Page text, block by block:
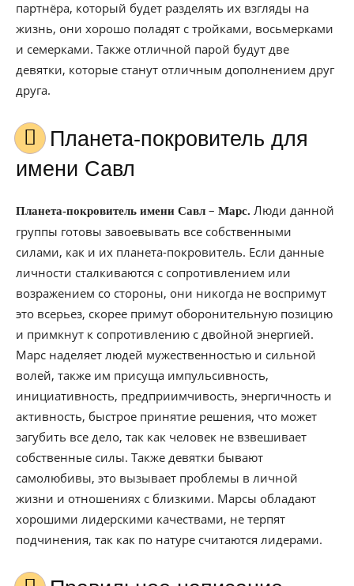
партнёра, который будет разделять их взгляды на
жизнь, они хорошо поладят с тройками, восьмерками
и семерками. Также отличной парой будут две
девятки, которые станут отличным дополнением друг
друга.
Планета-покровитель для
имени Савл
Планета-покровитель имени Савл – Марс. Люди данной
группы готовы завоевывать все собственными
силами, как и их планета-покровитель. Если данные
личности сталкиваются с сопротивлением или
возражением со стороны, они никогда не воспримут
это всерьез, скорее примут оборонительную позицию
и примкнут к сопротивлению с двойной энергией.
Марс наделяет людей мужественностью и сильной
волей, также им присуща импульсивность,
инициативность, предприимчивость, энергичность и
активность, быстрое принятие решения, что может
загубить все дело, так как человек не взвешивает
собственные силы. Также девятки бывают
самолюбивы, это вызывает проблемы в личной
жизни и отношениях с близкими. Марсы обладают
хорошими лидерскими качествами, не терпят
подчинения, так как по натуре считаются лидерами.